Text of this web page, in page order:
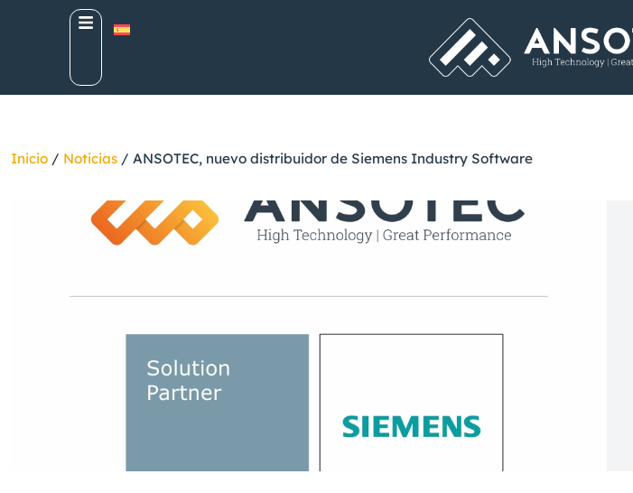
Inicio / Noticias / ANSOTEC, nuevo distribuidor de Siemens Industry Software